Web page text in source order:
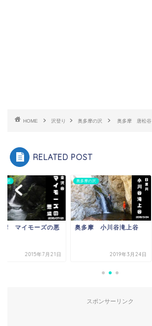
HOME 沢登り 奥多摩の沢 奥多摩 唐松谷
RELATED POST
の沢
摩 小川谷滝上谷
2019年3月24日
奥多摩の沢
南秋川 軍刀利沢
2015年8月1日
スポンサーリンク